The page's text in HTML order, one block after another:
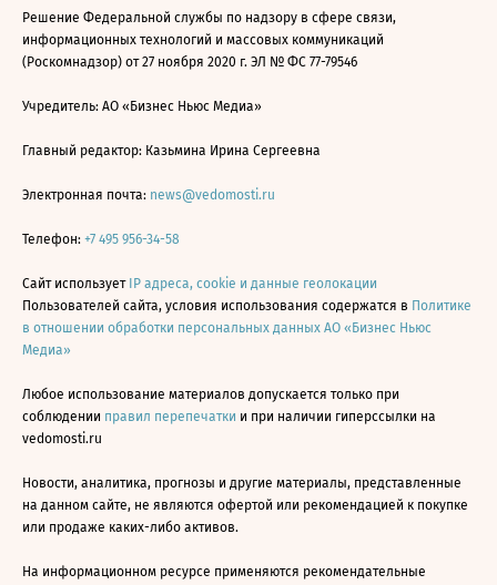
Решение Федеральной службы по надзору в сфере связи,
информационных технологий и массовых коммуникаций
(Роскомнадзор) от 27 ноября 2020 г. ЭЛ № ФС 77-79546
Учредитель: АО «Бизнес Ньюс Медиа»
Главный редактор: Казьмина Ирина Сергеевна
Электронная почта: news@vedomosti.ru
Телефон: +7 495 956-34-58
Сайт использует IP адреса, cookie и данные геолокации
Пользователей сайта, условия использования содержатся в Политике
в отношении обработки персональных данных АО «Бизнес Ньюс
Медиа»
Любое использование материалов допускается только при
соблюдении правил перепечатки и при наличии гиперссылки на
vedomosti.ru
Новости, аналитика, прогнозы и другие материалы, представленные
на данном сайте, не являются офертой или рекомендацией к покупке
или продаже каких-либо активов.
На информационном ресурсе применяются рекомендательные